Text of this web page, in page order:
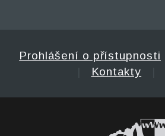
Prohlášení o přístupnosti
Kontakty